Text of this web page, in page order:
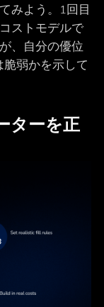
みよう。1回目
ストモデルで
、自分の優位
弱かを示して
ターを正